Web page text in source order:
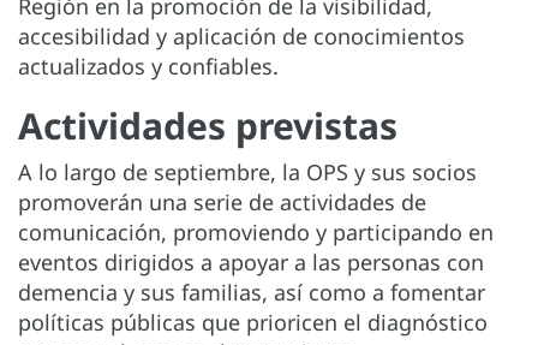
accesibilidad y aplicación de conocimientos
actualizados y confiables.
Actividades previstas
A lo largo de septiembre, la OPS y sus socios
promoverán una serie de actividades de
comunicación, promoviendo y participando en
eventos dirigidos a apoyar a las personas con
demencia y sus familias, así como a fomentar
políticas públicas que prioricen el diagnóstico